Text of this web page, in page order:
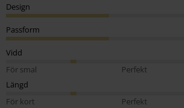
Design
Passform
Vidd
För smal
Perfekt
Längd
För kort
Perfekt